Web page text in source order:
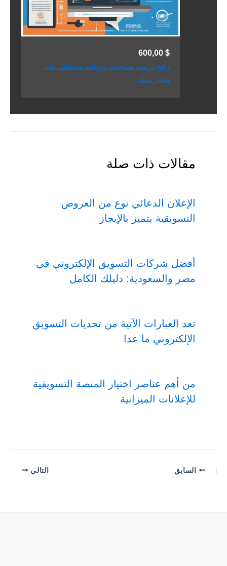
600,00 $
رفع ترتيب منتجاتك وزيادة مبيعاتك على
متجر سلة
مقالات ذات صلة
الإعلان الدعائي نوع من العروض
التسويقية يتميز بالإيجاز
أفضل شركات التسويق الإلكتروني في
مصر والسعودية: دليلك الكامل
تعد العبارات الآتية من تحديات التسويق
الإلكتروني ما عدا
من أهم عناصر اختيار المنصة التسويقية
للإعلانات الميزانية
السابق التالي